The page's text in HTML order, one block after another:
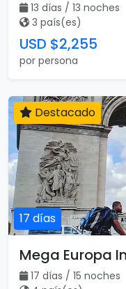
13 días / 13 noches
3 país(es)
USD $2,255
por persona
17 días
Destacado
Mega Europa
17 días / 15 noches